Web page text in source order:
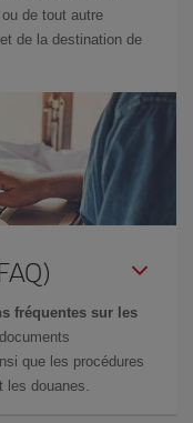
ou de tout autre
de la destination de
fréquentes sur les
que les procédures
les douanes.